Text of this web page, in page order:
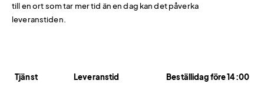
till en ort som tar mer tid än en dag kan det påverka
leveranstiden.
Tjänst Leveranstid Beställidag före 14:00